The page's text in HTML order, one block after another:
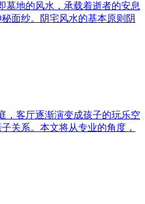
墓地的风水，承载着逝者的安息
面纱。阴宅风水的基本原则阴
，客厅逐渐演变成孩子的玩乐空
关系。本文将从专业的角度，